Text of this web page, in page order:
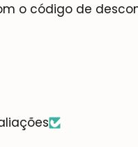
o código de